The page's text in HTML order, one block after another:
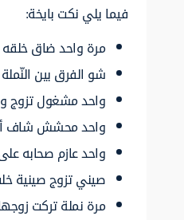
فيما يلي نكت بايخة:
مرة واحد ضاق خلقه
شو الفرق بين النّملة
واحد مشغول تزوج
واحد محشش شاف أمه
واحد عازم صحابه
صيني تزوج صينية
مرة نملة تركت